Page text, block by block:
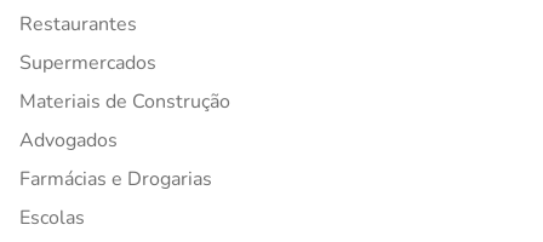
Restaurantes
Supermercados
Materiais de Construção
Advogados
Farmácias e Drogarias
Escolas